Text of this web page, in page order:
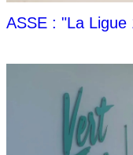
ASSE : "La Ligue